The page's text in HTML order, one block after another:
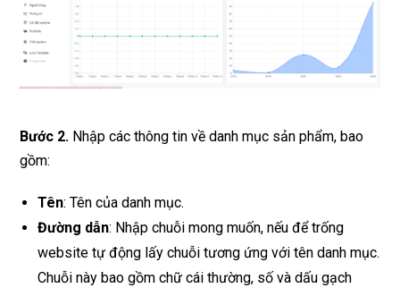
Bước 2. Nhập các thông tin về danh mục sản phẩm, bao
gồm:
Tên: Tên của danh mục.
Đường dẫn: Nhập chuỗi mong muốn, nếu để trống
website tự động lấy chuỗi tương ứng với tên danh mục.
Chuỗi này bao gồm chữ cái thường, số và dấu gạch